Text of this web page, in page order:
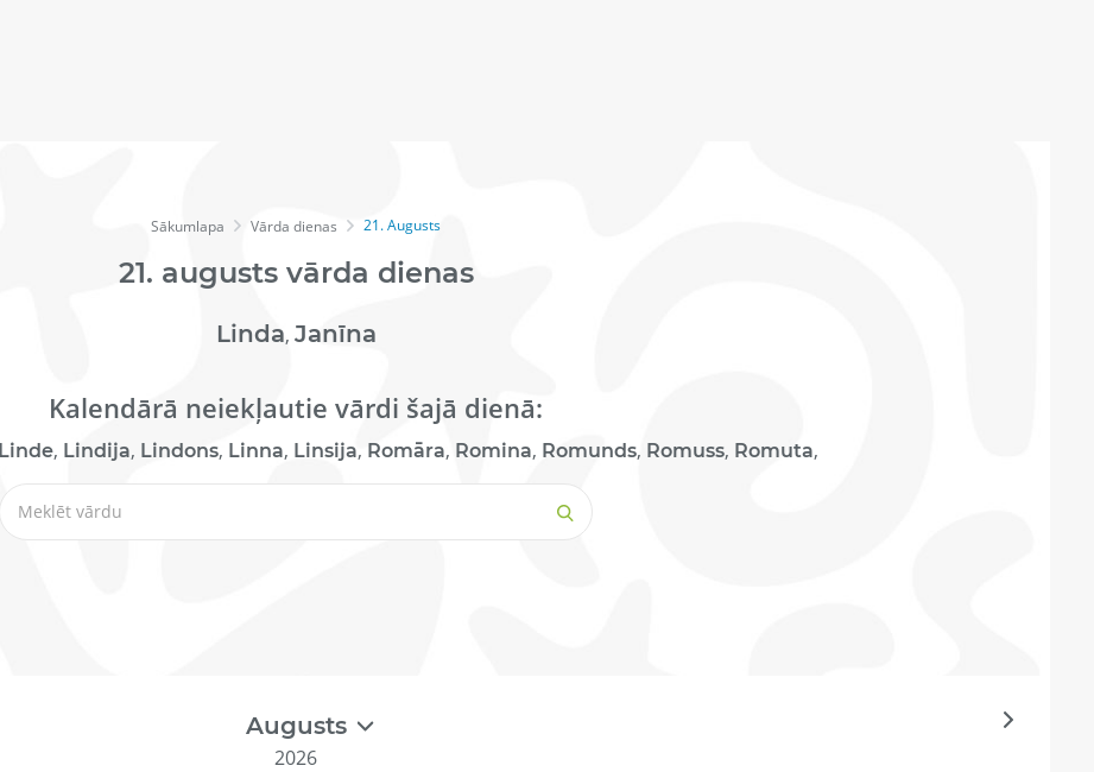
Sākumlapa Vārda dienas 21. Augusts
21. augustsvārda dienas
Linda, Janīna
Kalendārā neiekļautie vārdi šajā dienā:
Linde, Lindija, Lindons, Linna, Linsija, Romāra, Romina, Romunds, Romuss, Romuta,
Augusts
2026